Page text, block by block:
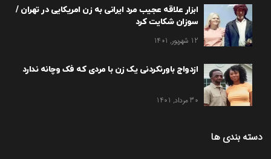
ابزار علاقه عجیب مرد ایرانی به زن امریکایی در تهران /
سوزان شکایت کرد
12 شهریور, 1401
ازدواج باورنکردنی یک زن با مردی که فک وچانه ندارد
30 مرداد, 1401
دسته بندی ها